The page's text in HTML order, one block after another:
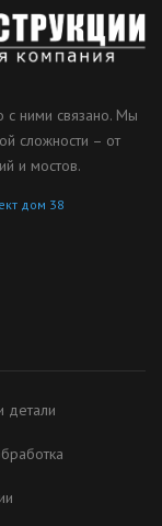
с ними связано. Мы
сложности – от
и мостов.
дом 38
детали